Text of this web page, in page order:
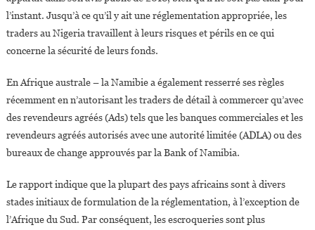
l’instant. Jusqu’à ce qu’il y ait une réglementation appropriée, les
traders au Nigeria travaillent à leurs risques et périls en ce qui
concerne la sécurité de leurs fonds.
En Afrique australe – la Namibie a également resserré ses règles
récemment en n’autorisant les traders de détail à commercer qu’avec
des revendeurs agréés (Ads) tels que les banques commerciales et les
revendeurs agréés autorisés avec une autorité limitée (ADLA) ou des
bureaux de change approuvés par la Bank of Namibia.
Le rapport indique que la plupart des pays africains sont à divers
stades initiaux de formulation de la réglementation, à l’exception de
l’Afrique du Sud. Par conséquent, les escroqueries sont plus